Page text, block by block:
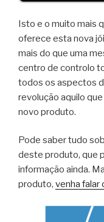
Isto e o muito mais
oferece esta nova
mais do que uma
centro de controlo
todos os aspectos
revolução aquilo que
novo produto.
Pode saber tudo
deste produto, que
informação ainda.
produto, venha falar